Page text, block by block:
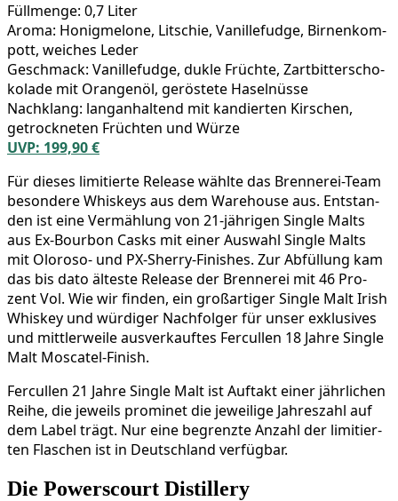
Füll­men­ge: 0,7 Liter
Aro­ma: Honig­me­lo­ne, Lit­schie, Vanil­le­fudge, Bir­nen­kom­
pott, wei­ches Leder
Geschmack: Vanil­le­fudge, duk­le Früch­te, Zart­bit­ter­scho­
ko­la­de mit Oran­gen­öl, gerös­te­te Haselnüsse
Nach­klang: lang­an­hal­tend mit kan­dier­ten Kir­schen,
getrock­ne­ten Früch­ten und Würze
UVP: 199,90 €
Für die­ses limi­tier­te Release wähl­te das Bren­ne­rei-Team
beson­de­re Whis­keys aus dem Warehouse aus. Ent­stan­
den ist eine Ver­mäh­lung von 21-jäh­ri­gen Sin­gle Malts
aus Ex-Bour­bon Casks mit einer Aus­wahl Sin­gle Malts
mit Olo­ro­so- und PX-Sher­ry-Finis­hes. Zur Abfül­lung kam
das bis dato ältes­te Release der Bren­ne­rei mit 46 Pro­
zent Vol. Wie wir fin­den, ein groß­ar­ti­ger Sin­gle Malt Irish
Whis­key und wür­di­ger Nach­fol­ger für unser exklu­si­ves
und mitt­ler­wei­le aus­ver­kauf­tes Fer­cul­len 18 Jah­re Sin­gle
Malt Moscatel-Finish.
Fer­cul­len 21 Jah­re Sin­gle Malt ist Auf­takt einer jähr­li­chen
Rei­he, die jeweils pro­mi­net die jewei­li­ge Jah­res­zahl auf
dem Label trägt. Nur eine begrenz­te Anzahl der limi­tier­
ten Fla­schen ist in Deutsch­land verfügbar.
Die Powerscourt Distillery